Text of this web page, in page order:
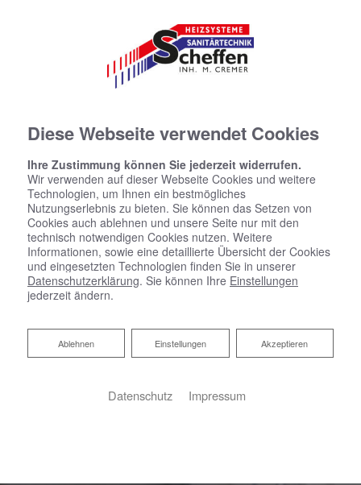
Diese Webseite verwendet Cookies
Ihre Zustimmung können Sie jederzeit widerrufen.
Wir verwenden auf dieser Webseite Cookies und weitere
Technologien, um Ihnen ein bestmögliches
Nutzungserlebnis zu bieten. Sie können das Setzen von
Cookies auch ablehnen und unsere Seite nur mit den
technisch notwendigen Cookies nutzen. Weitere
Informationen, sowie eine detaillierte Übersicht der Cookies
und eingesetzten Technologien finden Sie in unserer
Datenschutzerklärung. Sie können Ihre Einstellungen
jederzeit ändern.
Akzeptieren
Einstellungen
Ablehnen
Ablehnen
Datenschutz Impressum